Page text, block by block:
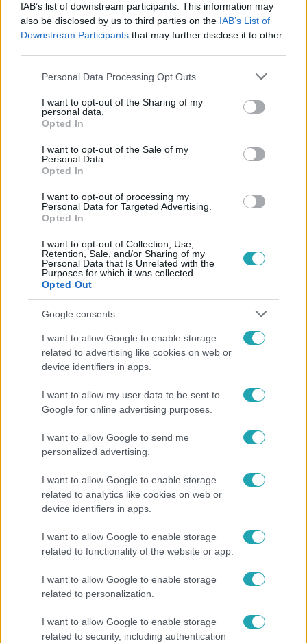
IAB’s list of downstream participants. This information may
also be disclosed by us to third parties on the IAB’s List of
Downstream Participants that may further disclose it to other
Please note that this website/app uses one or more Google
not limited to your visit or usage behaviour. You may click to
grant or deny consent to Google and its third-party tags to
use your data for below specified purposes in below Google
consent section.
Personal Data Processing Opt Outs
I want to opt-out of the Sharing of my
personal data.
Opted In
I want to opt-out of the Sale of my
Personal Data.
Opted In
I want to opt-out of processing my
Personal Data for Targeted Advertising.
Opted In
I want to opt-out of Collection, Use,
Retention, Sale, and/or Sharing of my
Personal Data that Is Unrelated with the
Purposes for which it was collected.
Opted Out
Google consents
I want to allow Google to enable storage
related to advertising like cookies on web or
device identifiers in apps.
I want to allow my user data to be sent to
Google for online advertising purposes.
I want to allow Google to send me
personalized advertising.
I want to allow Google to enable storage
related to analytics like cookies on web or
device identifiers in apps.
I want to allow Google to enable storage
related to functionality of the website or app.
I want to allow Google to enable storage
related to personalization.
I want to allow Google to enable storage
related to security, including authentication
#MAGYAR ÚSZÓ SZÖVETSÉG #NYÍLT LEVÉL
#PÁRIZSI OLIMPIA
Népszerű
Reggeli
hőmérséklet a hét második felében
Bódig Guszti és Margó büszkén jelentették be:
megvan a család első diplomása